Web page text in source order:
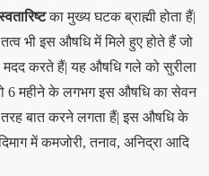
का मुख्य घटक ब्राह्मी होता हैं|
भी इस औषधि में मिले हुए होते हैं जो
मदद करते हैं| यह औषधि गले को सुरीला
6 महीने के लगभग इस औषधि का सेवन
तरह बात करने लगता हैं| इस औषधि के
में कमजोरी, तनाव, अनिद्रा आदि